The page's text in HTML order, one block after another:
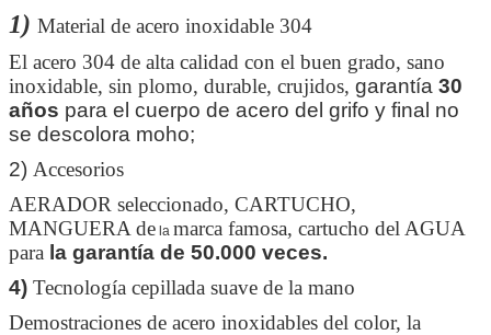
1) Material de acero inoxidable 304
El acero 304 de alta calidad con el buen grado, sano
inoxidable, sin plomo, durable, crujidos, garantía 30
años para el cuerpo de acero del grifo y final no
se descolora moho;
2) Accesorios
AERADOR seleccionado, CARTUCHO,
MANGUERA de la marca famosa, cartucho del AGUA
para la garantía de 50.000 veces.
4) Tecnología cepillada suave de la mano
Demostraciones de acero inoxidables del color, la